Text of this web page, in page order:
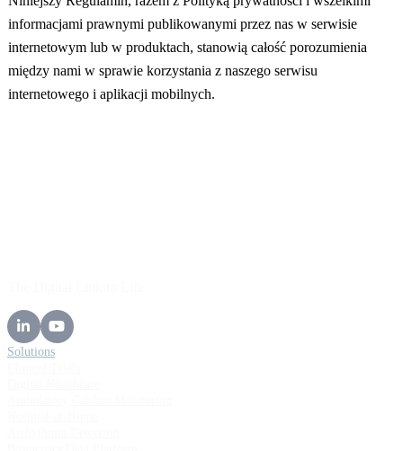
informacjami prawnymi publikowanymi przez nas w serwisie
internetowym lub w produktach, stanowią całość porozumienia
między nami w sprawie korzystania z naszego serwisu
internetowego i aplikacji mobilnych.
Solutions